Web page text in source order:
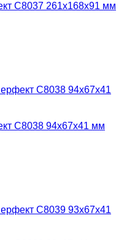
C8037 261х168х91 мм
C8038 94х67х41 мм